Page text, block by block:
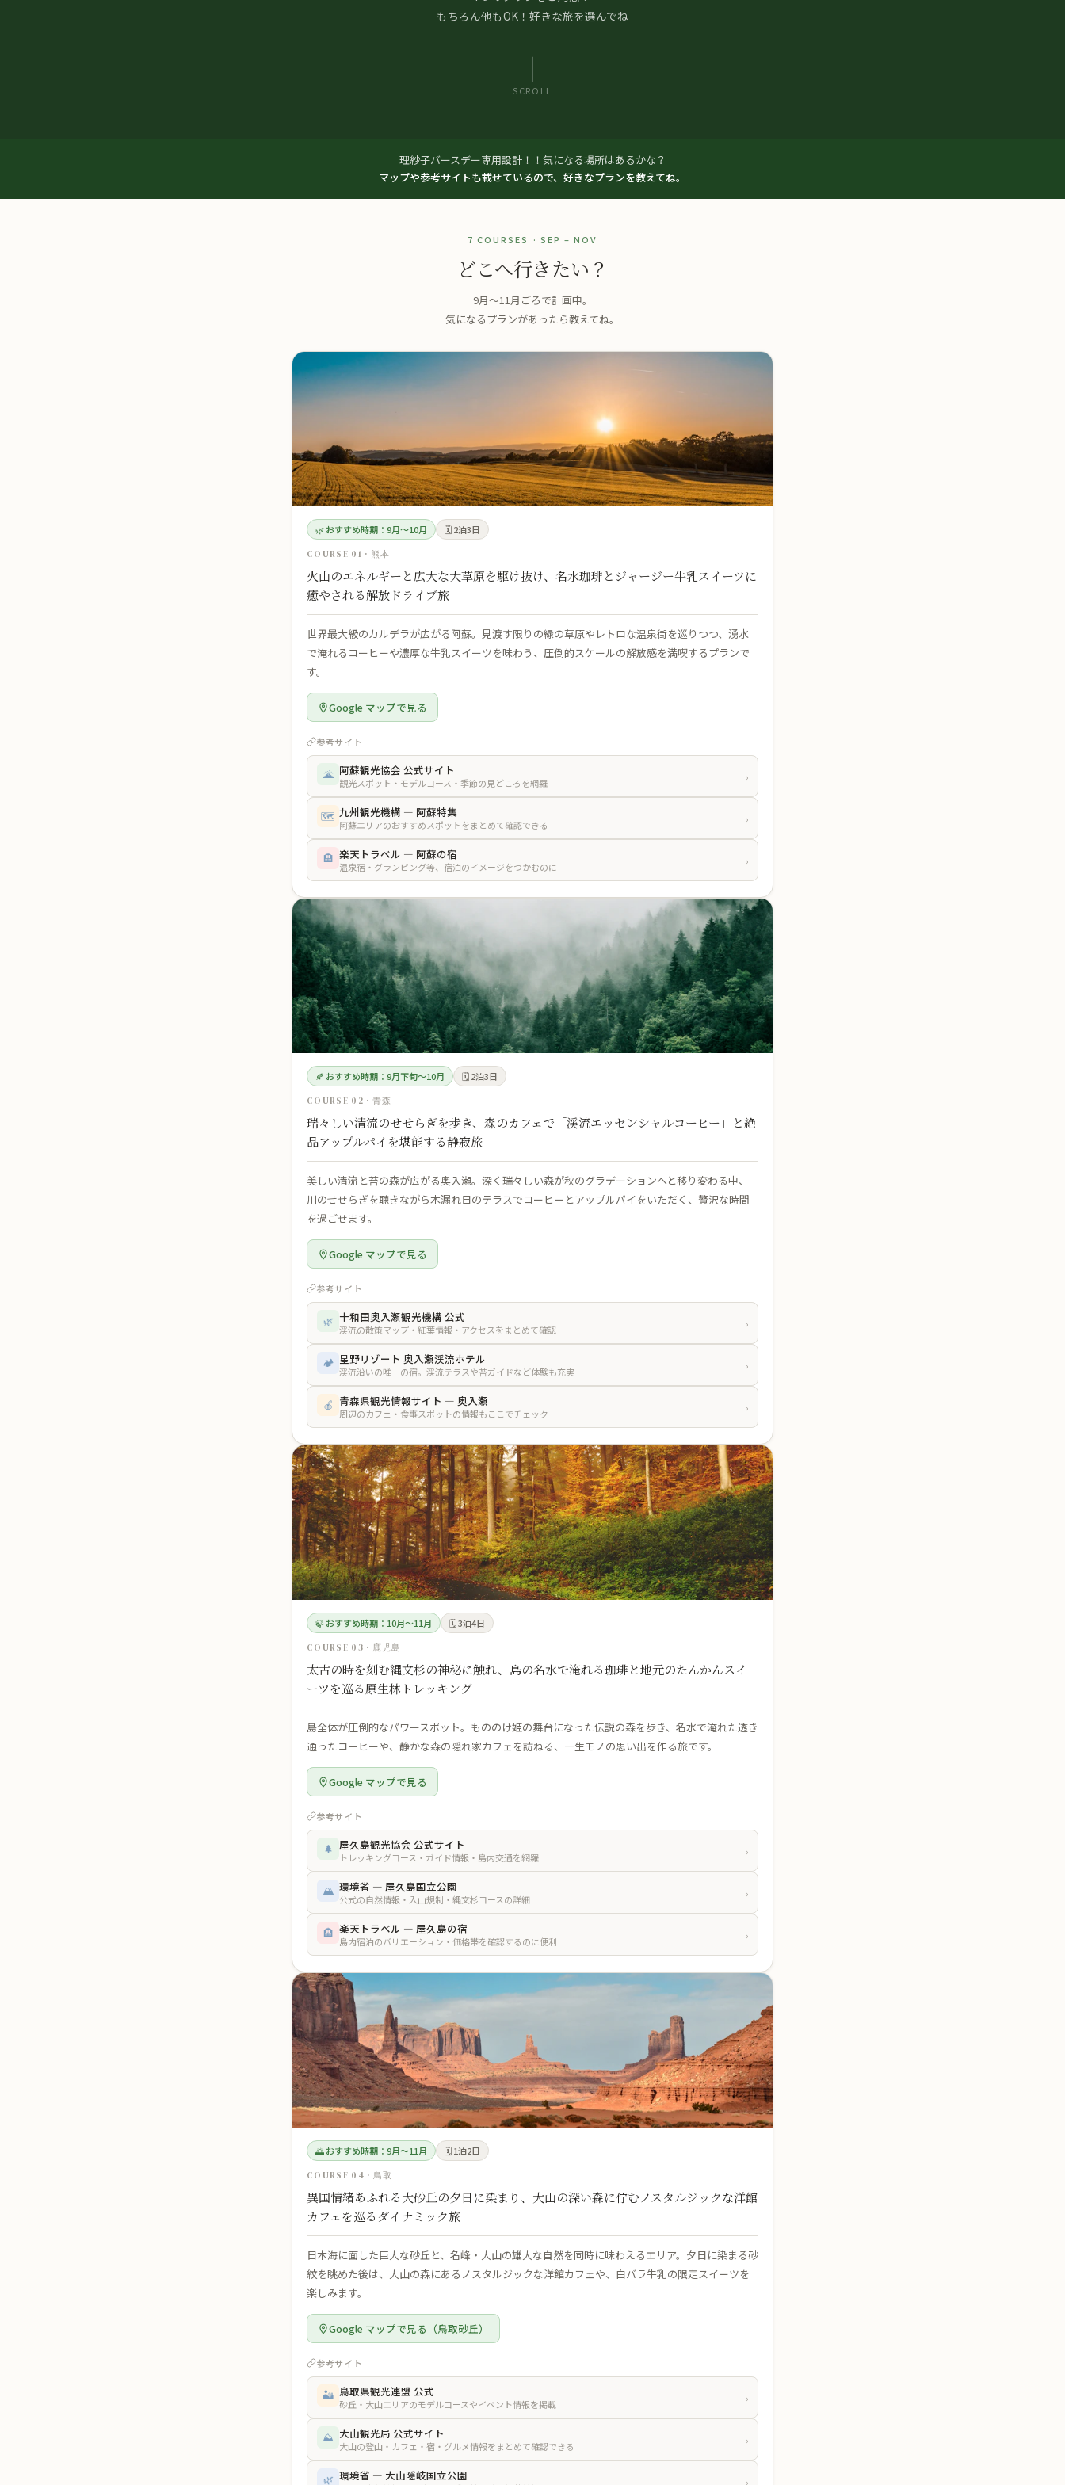
もちろん他もOK！好きな旅を選んでね
SCROLL
理紗子バースデー専用設計！！気になる場所はあるかな？
マップや参考サイトも載せているので、好きなプランを教えてね。
7 COURSES · SEP – NOV
どこへ行きたい？
9月〜11月ごろで計画中。
気になるプランがあったら教えてね。
🌿 おすすめ時期：9月〜10月 🗓 2泊3日
COURSE 01 · 熊本
火山のエネルギーと広大な大草原を駆け抜け、名水珈琲とジャージー牛乳スイーツに
癒やされる解放ドライブ旅
世界最大級のカルデラが広がる阿蘇。見渡す限りの緑の草原やレトロな温泉街を巡りつつ、湧水
で淹れるコーヒーや濃厚な牛乳スイーツを味わう、圧倒的スケールの解放感を満喫するプランで
す。
Google マップで見る
参考サイト
🌋 阿蘇観光協会 公式サイト
観光スポット・モデルコース・季節の見どころを網羅
›
🗺️ 九州観光機構 — 阿蘇特集
阿蘇エリアのおすすめスポットをまとめて確認できる
›
🏨 楽天トラベル — 阿蘇の宿
温泉宿・グランピング等、宿泊のイメージをつかむのに
›
🍂 おすすめ時期：9月下旬〜10月 🗓 2泊3日
COURSE 02 · 青森
瑞々しい清流のせせらぎを歩き、森のカフェで「渓流エッセンシャルコーヒー」と絶
品アップルパイを堪能する静寂旅
美しい清流と苔の森が広がる奥入瀬。深く瑞々しい森が秋のグラデーションへと移り変わる中、
川のせせらぎを聴きながら木漏れ日のテラスでコーヒーとアップルパイをいただく、贅沢な時間
を過ごせます。
Google マップで見る
参考サイト
🌿 十和田奥入瀬観光機構 公式
渓流の散策マップ・紅葉情報・アクセスをまとめて確認
›
🏕️ 星野リゾート 奥入瀬渓流ホテル
渓流沿いの唯一の宿。渓流テラスや苔ガイドなど体験も充実
›
🍎 青森県観光情報サイト — 奥入瀬
周辺のカフェ・食事スポットの情報もここでチェック
›
🍃 おすすめ時期：10月〜11月 🗓 3泊4日
COURSE 03 · 鹿児島
太古の時を刻む縄文杉の神秘に触れ、島の名水で淹れる珈琲と地元のたんかんスイ
ーツを巡る原生林トレッキング
島全体が圧倒的なパワースポット。もののけ姫の舞台になった伝説の森を歩き、名水で淹れた透き
通ったコーヒーや、静かな森の隠れ家カフェを訪ねる、一生モノの思い出を作る旅です。
Google マップで見る
参考サイト
🌲 屋久島観光協会 公式サイト
トレッキングコース・ガイド情報・島内交通を網羅
›
🏔️ 環境省 — 屋久島国立公園
公式の自然情報・入山規制・縄文杉コースの詳細
›
🏨 楽天トラベル — 屋久島の宿
島内宿泊のバリエーション・価格帯を確認するのに便利
›
🌅 おすすめ時期：9月〜11月 🗓 1泊2日
COURSE 04 · 鳥取
異国情緒あふれる大砂丘の夕日に染まり、大山の深い森に佇むノスタルジックな洋館
カフェを巡るダイナミック旅
日本海に面した巨大な砂丘と、名峰・大山の雄大な自然を同時に味わえるエリア。夕日に染まる砂
紋を眺めた後は、大山の森にあるノスタルジックな洋館カフェや、白バラ牛乳の限定スイーツを
楽しみます。
Google マップで見る（鳥取砂丘）
参考サイト
🏜️ 鳥取県観光連盟 公式
砂丘・大山エリアのモデルコースやイベント情報を掲載
›
⛰️ 大山観光局 公式サイト
大山の登山・カフェ・宿・グルメ情報をまとめて確認できる
›
🌿 環境省 — 大山隠岐国立公園 ›